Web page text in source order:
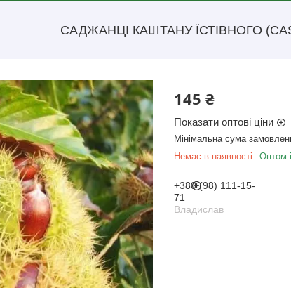
САДЖАНЦІ КАШТАНУ ЇСТІВНОГО
145 ₴
Показати оптові ціни
Мінімальна сума
Немає в наявності
Оптом
+380 (98) 111-15-
71
Владислав